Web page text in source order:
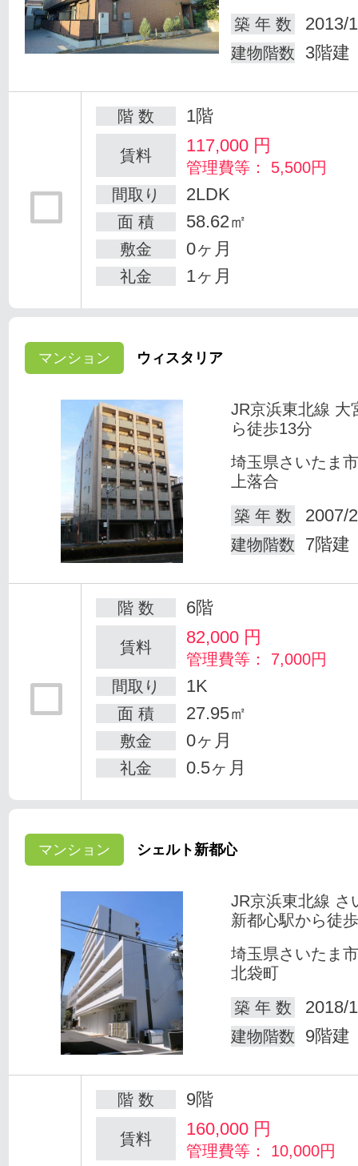
築 年 数
2013/
建物階数 3階建
階 数 1階
賃料 117,000 円
管理費等： 5,500円
間取り
2LDK
面 積 58.62㎡
敷金 0ヶ月
礼金 1ヶ月
マンション ウィスタリア
JR京浜東北線 大
ら徒歩13分
埼玉県さいたま
上落合
築 年 数
2007/
建物階数 7階建
階 数 6階
賃料 82,000 円
管理費等： 7,000円
間取り
1K
面 積 27.95㎡
敷金 0ヶ月
礼金 0.5ヶ月
マンション シェルト新都心
JR京浜東北線 さ
新都心駅から徒
埼玉県さいたま
北袋町
築 年 数
2018/
建物階数 9階建
階 数 9階
賃料 160,000 円
管理費等： 10,000円